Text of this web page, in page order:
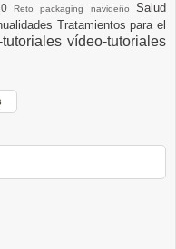
Reto packaging navideñoSalud
Tratamientos para el
vídeo-tutoriales